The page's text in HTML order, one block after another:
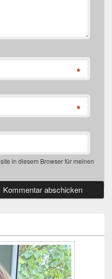
*
*
in diesem Browser für meinen